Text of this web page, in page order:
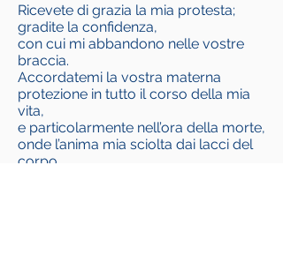
Ricevete di grazia la mia protesta;
gradite la confidenza,
con cui mi abbandono nelle vostre
braccia.
Accordatemi la vostra materna
protezione in tutto il corso della mia
vita,
e particolarmente nell’ora della morte,
onde l’anima mia sciolta dai lacci del
corpo,